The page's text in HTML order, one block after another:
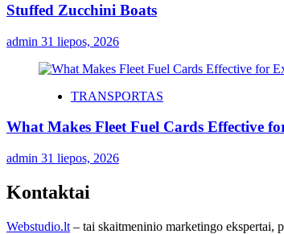
Stuffed Zucchini Boats
admin 31 liepos, 2026
TRANSPORTAS
What Makes Fleet Fuel Cards Effective
admin 31 liepos, 2026
Kontaktai
Webstudio.lt – tai skaitmeninio marketingo ekspertai,